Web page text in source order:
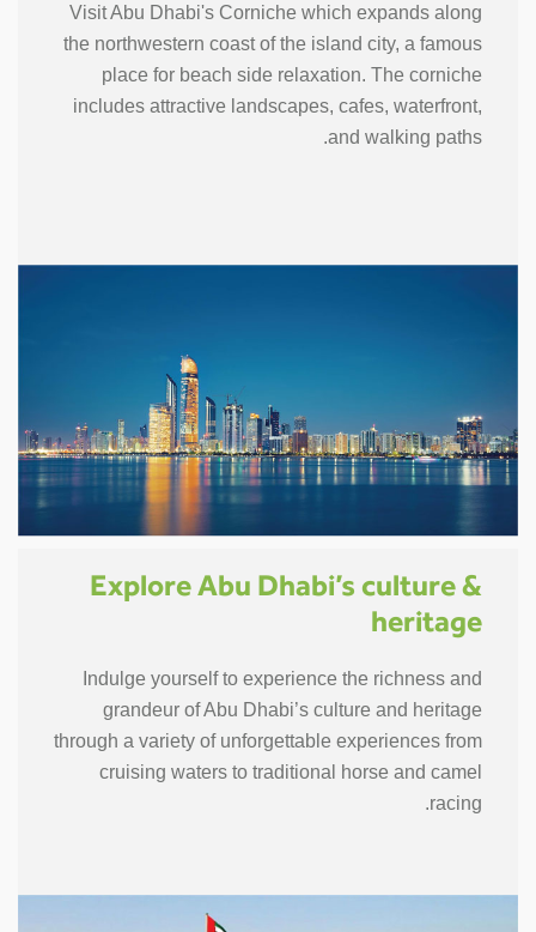
Visit Abu Dhabi's Corniche which expands along
the northwestern coast of the island city, a famous
place for beach side relaxation. The corniche
includes attractive landscapes, cafes, waterfront,
and walking paths.
Explore Abu Dhabi’s culture &
heritage
Indulge yourself to experience the richness and
grandeur of Abu Dhabi’s culture and heritage
through a variety of unforgettable experiences from
cruising waters to traditional horse and camel
racing.